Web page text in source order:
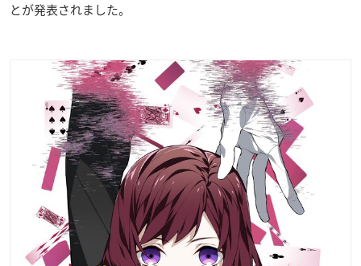
とが発表されました。